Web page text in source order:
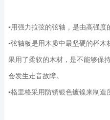
▪用强力拉弦的弦轴，是由高强度
▪弦轴板是用木质中最坚硬的榉
果用了柔软的木材，是不能够保
会发生走音故障。
▪格里格采用防锈银色镀镍来制造